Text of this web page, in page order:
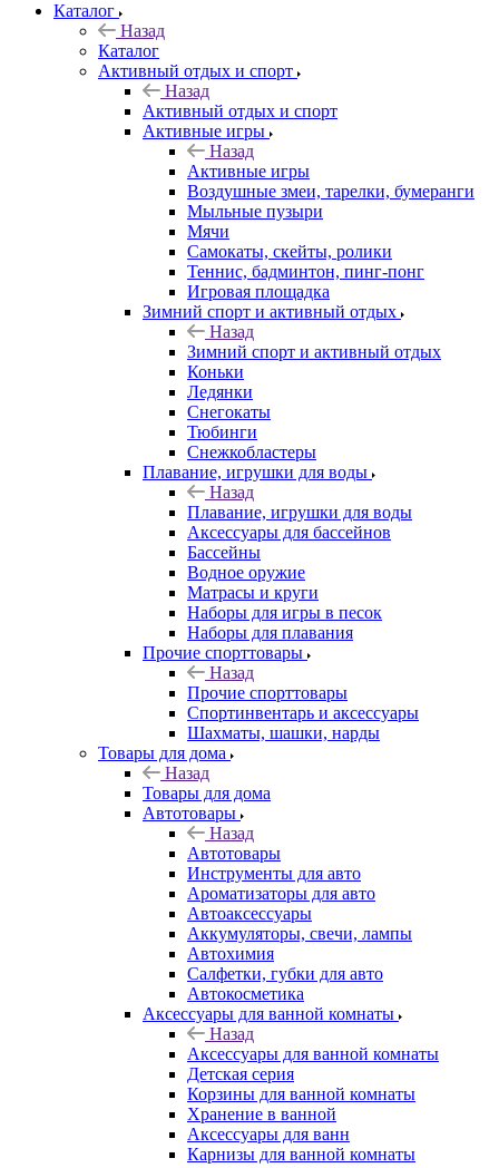
Каталог
Назад
Каталог
Активный отдых и спорт
Назад
Активный отдых и спорт
Активные игры
Назад
Активные игры
Воздушные змеи, тарелки, бумеранги
Мыльные пузыри
Мячи
Самокаты, скейты, ролики
Теннис, бадминтон, пинг-понг
Игровая площадка
Зимний спорт и активный отдых
Назад
Зимний спорт и активный отдых
Коньки
Ледянки
Снегокаты
Тюбинги
Снежкобластеры
Плавание, игрушки для воды
Назад
Плавание, игрушки для воды
Аксессуары для бассейнов
Бассейны
Водное оружие
Матрасы и круги
Наборы для игры в песок
Наборы для плавания
Прочие спорттовары
Назад
Прочие спорттовары
Спортинвентарь и аксессуары
Шахматы, шашки, нарды
Товары для дома
Назад
Товары для дома
Автотовары
Назад
Автотовары
Инструменты для авто
Ароматизаторы для авто
Автоаксессуары
Аккумуляторы, свечи, лампы
Автохимия
Салфетки, губки для авто
Автокосметика
Аксессуары для ванной комнаты
Назад
Аксессуары для ванной комнаты
Детская серия
Корзины для ванной комнаты
Хранение в ванной
Аксессуары для ванн
Карнизы для ванной комнаты